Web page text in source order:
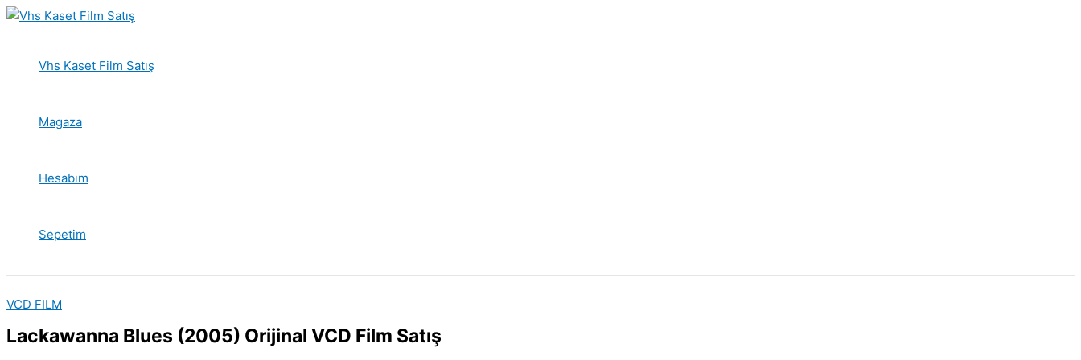
İçeriğe
Vhs Kaset Film Satış
Magaza
Hesabım
Sepetim
VCD FILM
Lackawanna Blues (2005) Orijinal VCD Film Satış